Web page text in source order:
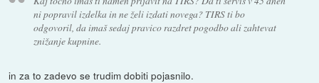
ni popravil izdelka in ne želi izdati novega? TIRS ti bo
odgovoril, da imaš sedaj pravico razdret pogodbo ali zahtevat
znižanje kupnine.
in za to zadevo se trudim dobiti pojasnilo.